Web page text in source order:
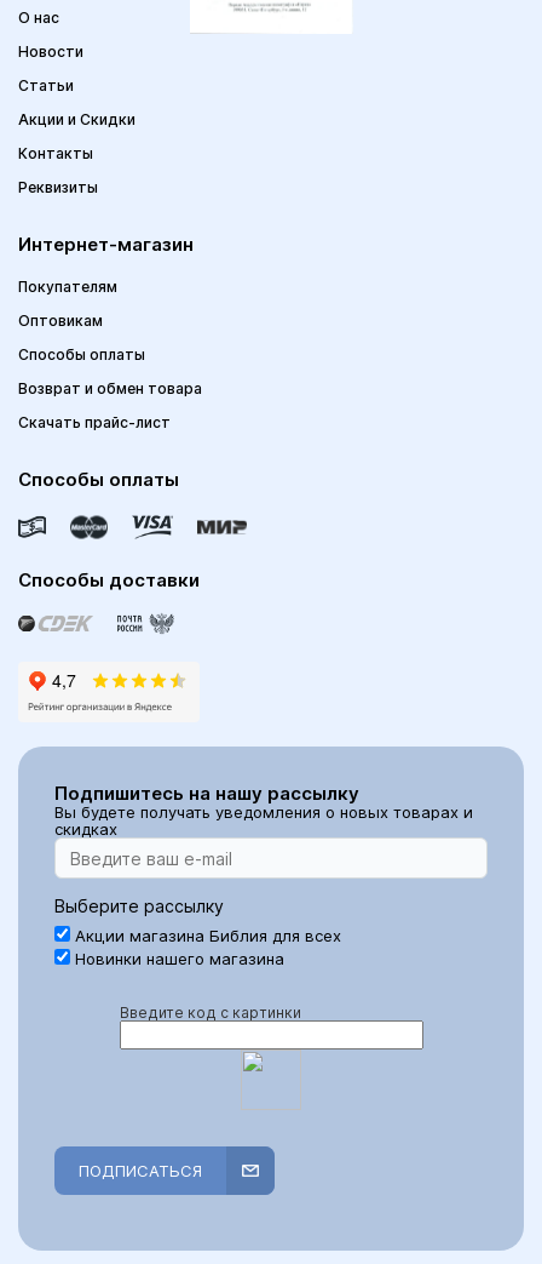
О нас
Новости
Статьи
Акции и Скидки
Контакты
Реквизиты
Интернет-магазин
Покупателям
Оптовикам
Способы оплаты
Возврат и обмен товара
Скачать прайс-лист
Способы оплаты
Способы доставки
Подпишитесь на нашу рассылку
Вы будете получать уведомления о новых товарах и
скидках
Выберите рассылку
Акции магазина Библия для всех
Новинки нашего магазина
Введите код с картинки
ПОДПИСАТЬСЯ